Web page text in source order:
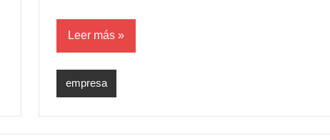
Leer más
empresa